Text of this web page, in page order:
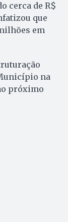
cerca de R$
que
em
na
próximo